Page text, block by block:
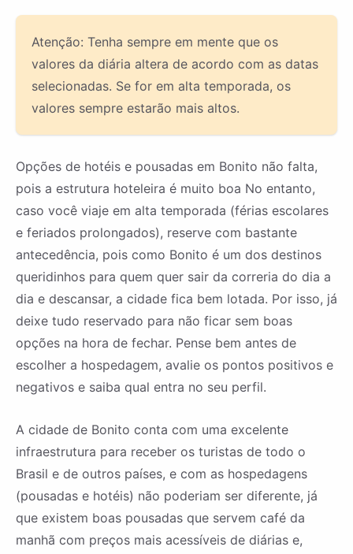
Atenção: Tenha sempre em mente que os
valores da diária altera de acordo com as datas
selecionadas. Se for em alta temporada, os
valores sempre estarão mais altos.
Opções de hotéis e pousadas em Bonito não falta,
pois a estrutura hoteleira é muito boa No entanto,
caso você viaje em alta temporada (férias escolares
e feriados prolongados), reserve com bastante
antecedência, pois como Bonito é um dos destinos
queridinhos para quem quer sair da correria do dia a
dia e descansar, a cidade fica bem lotada. Por isso, já
deixe tudo reservado para não ficar sem boas
opções na hora de fechar. Pense bem antes de
escolher a hospedagem, avalie os pontos positivos e
negativos e saiba qual entra no seu perfil.
A cidade de Bonito conta com uma excelente
infraestrutura para receber os turistas de todo o
Brasil e de outros países, e com as hospedagens
(pousadas e hotéis) não poderiam ser diferente, já
que existem boas pousadas que servem café da
manhã com preços mais acessíveis de diárias e,